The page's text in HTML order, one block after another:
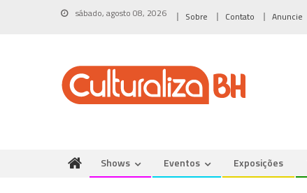
sábado, agosto 08, 2026 Sobre Contato Anuncie
Shows Eventos Exposições